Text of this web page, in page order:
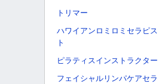
トリマー
ハワイアンロミロミセラピス
ト
ピラティスインストラクター
フェイシャルリンパケアセラ